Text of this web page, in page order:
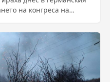
на конгреса на